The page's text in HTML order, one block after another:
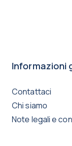
Informazioni
Contattaci
Chi siamo
Note legali e